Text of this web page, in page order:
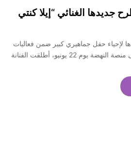
جديدها الغنائي “إيلا كنتي
لإحياء حفل جماهيري كبير ضمن فعاليات
مهرجان موازين على منصة النهضة يوم 22 يونيو، أطلقت الفنانة